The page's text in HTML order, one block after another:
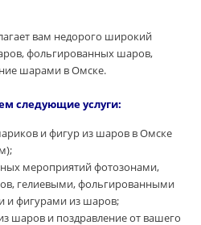
вам недорого широкий
фольгированных шаров,
шарами в Омске.
следующие услуги:
и фигур из шаров в Омске
мероприятий фотозонами,
гелиевыми, фольгированными
фигурами из шаров;
шаров и поздравление от вашего